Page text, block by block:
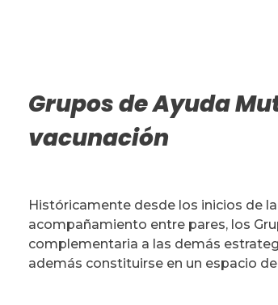
Grupos de Ayuda
vacunación
Históricamente desde los inicios de
acompañamiento entre pares, los
complementaria a las demás
además constituirse en un espacio